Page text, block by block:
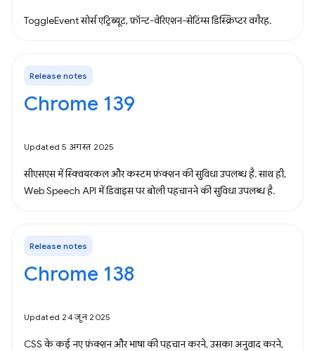
ToggleEvent सोर्स एट्रिब्यूट, फ़ॉन्ट-वेरिएशन-सेटिंग्स डिस्क्रिप्टर वगैरह.
Release notes
Chrome 139
Updated 5 अगस्त 2025
सीएसएस में स्क्वियरकल और कस्टम फ़ंक्शन की सुविधा उपलब्ध है. साथ ही,
Web Speech API में डिवाइस पर बोली पहचानने की सुविधा उपलब्ध है.
Release notes
Chrome 138
Updated 24 जून 2025
CSS के कई नए फ़ंक्शन और भाषा की पहचान करने, उसका अनुवाद करने,